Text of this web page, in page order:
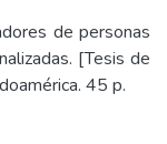
de personas
[Tesis de
45 p.